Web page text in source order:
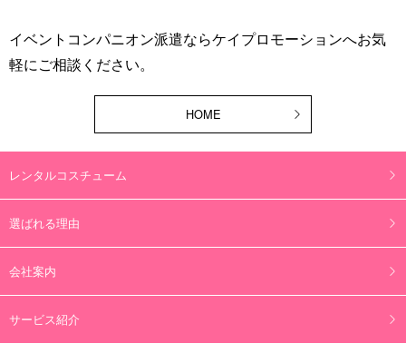
イベントコンパニオン派遣ならケイプロモーションへお気
軽にご相談ください。
HOME
レンタルコスチューム
選ばれる理由
会社案内
サービス紹介